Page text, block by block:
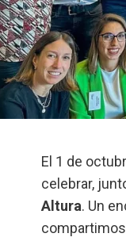
El 1 de
celebrar,
Altura. Un